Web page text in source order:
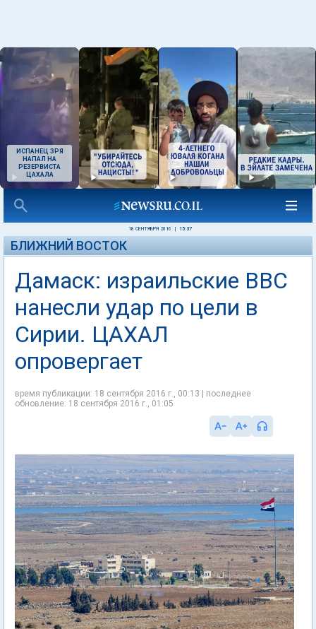
ИСПАНЕЦ ЗРЯ
НАПАЛ НА
РЕЗЕРВИСТА
ЦАХАЛА
18 СЕНТЯБРЯ 2016 15:37
БЛИЖНИЙ ВОСТОК
Дамаск: израильские ВВС
нанесли удар по цели в
Сирии. ЦАХАЛ
опровергает
время публикации: 18 сентября 2016 г., 00:13 | последнее
обновление: 18 сентября 2016 г., 01:05